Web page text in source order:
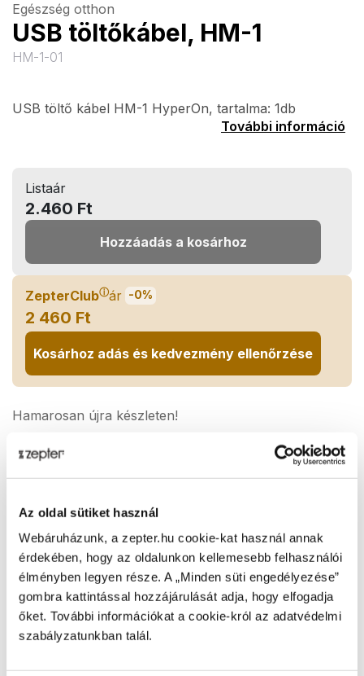
Az oldal sütiket használ
Webáruházunk, a zepter.hu cookie-kat használ annak
érdekében, hogy az oldalunkon kellemesebb felhasználói
élményben legyen része. A „Minden süti engedélyezése”
gombra kattintással hozzájárulását adja, hogy elfogadja
őket. További információkat a cookie-król az adatvédelmi
szabályzatunkban talál.
Egészség otthon
USB töltőkábel, HM-1
HM-1-01
USB töltő kábel HM-1 HyperOn, tartalma: 1db
További információ
Listaár
2.460 Ft
Hozzáadás a kosárhoz
ZepterClubⓘár -0%
2 460 Ft
Kosárhoz adás és kedvezmény ellenőrzése
Hamarosan újra készleten!
Megosztás:
USB töltő kábel HM-1 HyperOn, tartalma: 1db
Bemutató
USB töltő kábel HM-1 HyperOn, tartalma: 1db
Technikai adatok